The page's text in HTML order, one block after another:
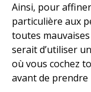
Ainsi, pour
particulière aux
toutes
serait d’utiliser
où vous cochez
avant de prendre